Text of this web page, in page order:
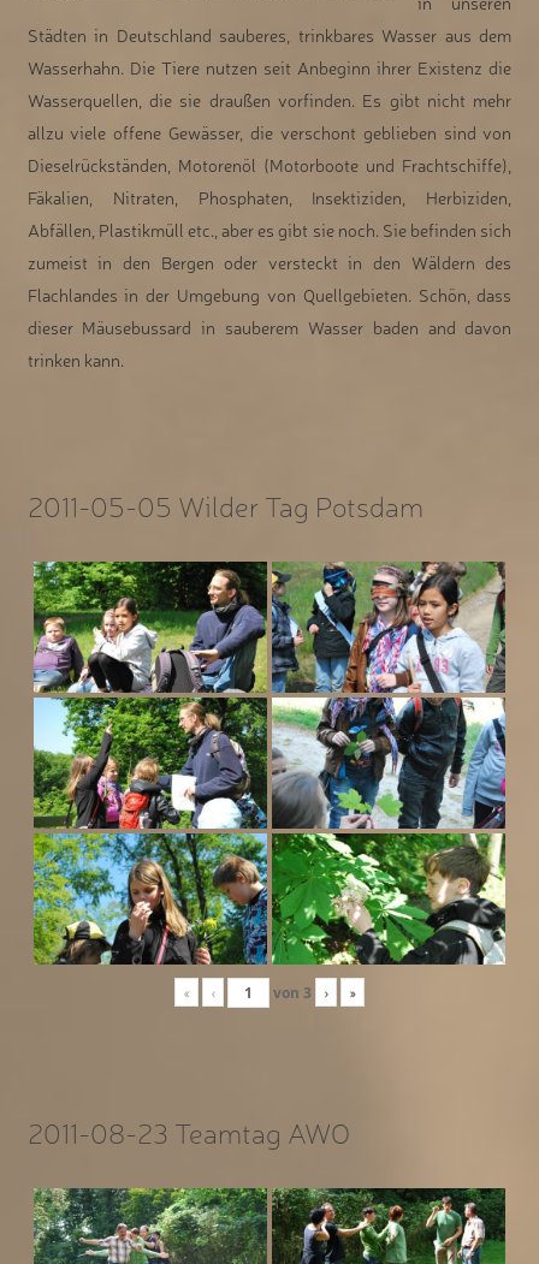
Städten in Deutschland sauberes, trinkbares Wasser aus dem
Wasserhahn. Die Tiere nutzen seit Anbeginn ihrer Existenz die
Wasserquellen, die sie draußen vorfinden. Es gibt nicht mehr
allzu viele offene Gewässer, die verschont geblieben sind von
Dieselrückständen, Motorenöl (Motorboote und Frachtschiffe),
Fäkalien, Nitraten, Phosphaten, Insektiziden, Herbiziden,
Abfällen, Plastikmüll etc., aber es gibt sie noch. Sie befinden sich
zumeist in den Bergen oder versteckt in den Wäldern des
Flachlandes in der Umgebung von Quellgebieten. Schön, dass
dieser Mäusebussard in sauberem Wasser baden and davon
trinken kann.
2011-05-05 Wilder Tag Potsdam
« ‹ von 3 › »
2011-08-23 Teamtag AWO